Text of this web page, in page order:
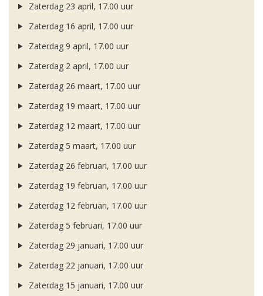
Zaterdag 23 april, 17.00 uur
Zaterdag 16 april, 17.00 uur
Zaterdag 9 april, 17.00 uur
Zaterdag 2 april, 17.00 uur
Zaterdag 26 maart, 17.00 uur
Zaterdag 19 maart, 17.00 uur
Zaterdag 12 maart, 17.00 uur
Zaterdag 5 maart, 17.00 uur
Zaterdag 26 februari, 17.00 uur
Zaterdag 19 februari, 17.00 uur
Zaterdag 12 februari, 17.00 uur
Zaterdag 5 februari, 17.00 uur
Zaterdag 29 januari, 17.00 uur
Zaterdag 22 januari, 17.00 uur
Zaterdag 15 januari, 17.00 uur